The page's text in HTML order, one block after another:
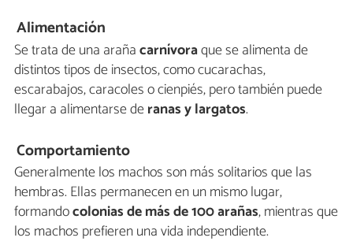
Alimentación
Se trata de una arañacarnívoraque se alimenta de
distintos tipos de insectos, como cucarachas,
escarabajos, caracoles o cienpiés, pero también puede
llegar a alimentarse deranas y largatos.
Comportamiento
Generalmente los machos son más solitarios que las
hembras. Ellas permanecen en un mismo lugar,
formandocolonias de más de 100 arañas, mientras que
los machos prefieren una vida independiente.